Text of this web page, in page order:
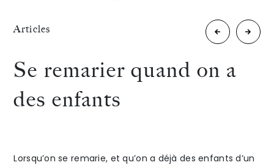
International
La
/
«
Articles
Se remarier quand on a
des enfants
Lorsqu’on se remarie, et qu’on a déjà des enfants d’un